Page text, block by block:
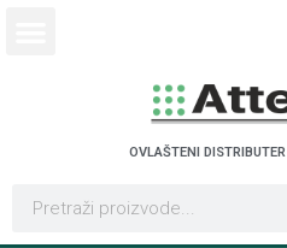
OVLAŠTENI DISTRIBUTER